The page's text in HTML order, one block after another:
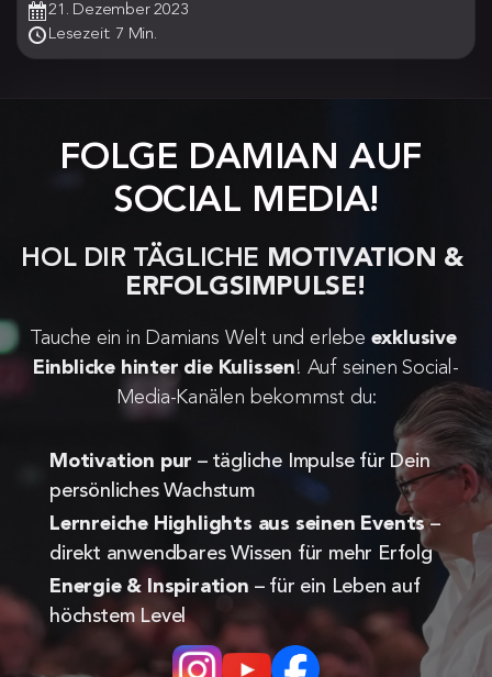
21. Dezember 2023
Lesezeit: 7 Min.
FOLGE DAMIAN AUF
SOCIAL MEDIA!
HOL DIR TÄGLICHE MOTIVATION &
ERFOLGSIMPULSE!
Tauche ein in Damians Welt und erlebe exklusive
Einblicke hinter die Kulissen! Auf seinen Social-
Media-Kanälen bekommst du:
Motivation pur – tägliche Impulse für Dein
persönliches Wachstum
Lernreiche Highlights aus seinen Events –
direkt anwendbares Wissen für mehr Erfolg
Energie & Inspiration – für ein Leben auf
höchstem Level